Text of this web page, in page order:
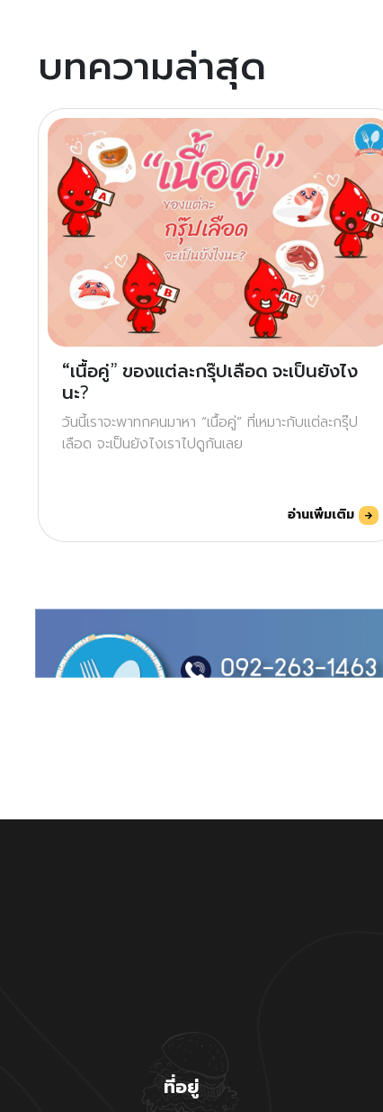
บทความล่าสุด
“เนื้อคู่” ของแต่ละกรุ๊ปเลือด จะเป็นยังไง
นะ?
วันนี้เราจะพาทกคนมาหา “เนื้อคู่” ที่เหมาะกับแต่ละกรุ๊ป
เลือด จะเป็นยังไงเราไปดูกันเลย
อ่านเพิ่มเติม
ที่อยู่